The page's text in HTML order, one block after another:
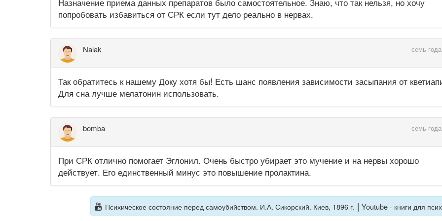
попробовать избавиться от СРК если тут дело реально в нервах.
Nalak семь
Так обратитесь к нашему Доку хотя бы! Есть шанс появления зависимости засыпания от
Для сна лучше мелатонин использовать.
bomba семь
При СРК отлично помогает Эглонил. Очень быстро убирает это мучение и на нервы хорошо
действует. Его единственный минус это повышение пролактина.
Психическое состояние перед самоубийством. И.А. Сикорский. Киев, 1896 г. | Youtube - книги для